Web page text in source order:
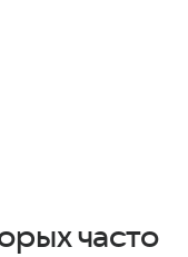
часто